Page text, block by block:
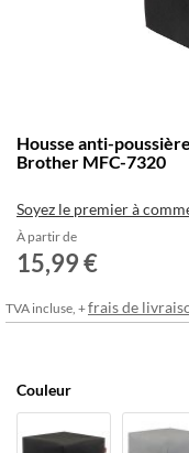
au
début
la
Galerie
d’images
Housse anti-
Brother MFC-7320
Soyez le premier à
À partir de
15,99 €
TVA incluse, +frais de
Couleur